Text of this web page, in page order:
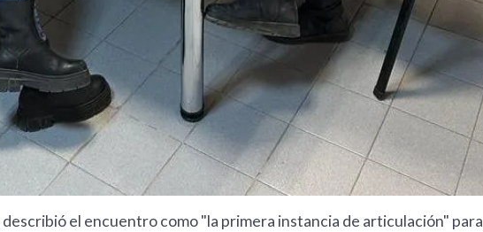
el encuentro como "la primera instancia de articulación" para